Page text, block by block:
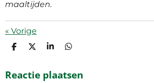
maaltijden.
« Vorige
D
E
D
L
S
R
D
E
Reactie plaatsen